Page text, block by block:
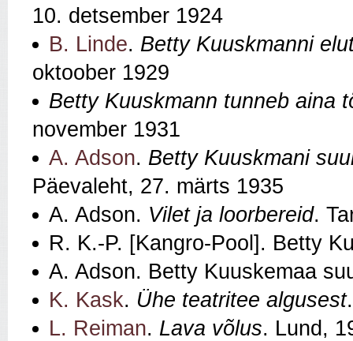
10. detsember 1924
B. Linde. Betty Kuuskmanni
oktoober 1929
Betty Kuuskmann tunneb aina
november 1931
A. Adson. Betty Kuuskmani
Päevaleht, 27. märts 1935
A. Adson. Vilet ja loorbereid.
R. K.-P. [Kangro-Pool]. Betty
A. Adson. Betty Kuuskemaa
K. Kask. Ühe teatritee algusest
L. Reiman. Lava võlus. Lund,